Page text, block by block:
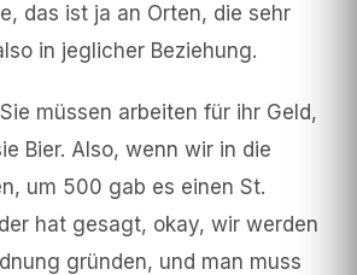
das ist ja an Orten, die sehr
in jeglicher Beziehung.
Sie müssen arbeiten für ihr Geld,
Bier. Also, wenn wir in die
um 500 gab es einen St.
hat gesagt, okay, wir werden
gründen, und man muss